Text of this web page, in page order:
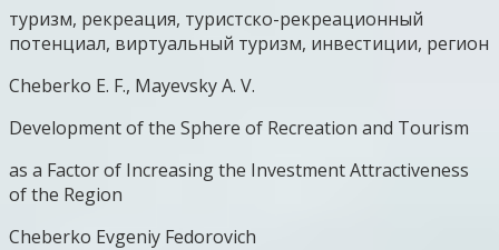
туризм, рекреация, туристско-рекреационный
потенциал, виртуальный туризм, инвестиции, регион
Cheberko E. F., Mayevsky A. V.
Development of the Sphere of Recreation and Tourism
as a Factor of Increasing the Investment Attractiveness
of the Region
Cheberko Evgeniy Fedorovich